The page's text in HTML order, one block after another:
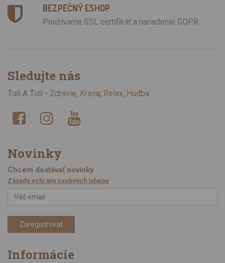
BEZPEČNÝ ESHOP
Používame SSL certifikát a nariadenie GDPR.
Sledujte nás
Ťuli A Ťuli - Zdravie, Krása, Relax, Hudba
Novinky
Chcem dostávať novinky
Zásady ochrany osobných údajov
Zaregistrovať
Informácie